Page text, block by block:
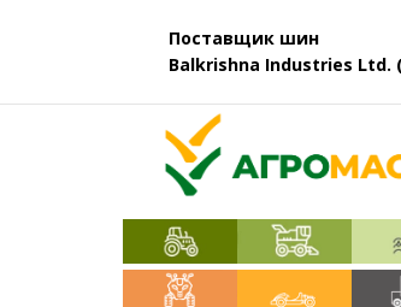
Поставщик шин
Balkrishna Industries Ltd.